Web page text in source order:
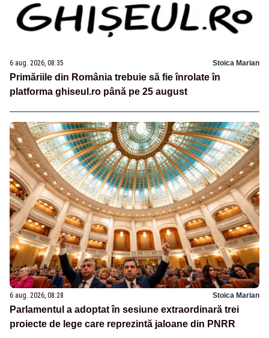
6 aug. 2026, 08:35 Stoica Marian
Primăriile din România trebuie să fie înrolate în
platforma ghiseul.ro până pe 25 august
6 aug. 2026, 08:28 Stoica Marian
Parlamentul a adoptat în sesiune extraordinară trei
proiecte de lege care reprezintă jaloane din PNRR